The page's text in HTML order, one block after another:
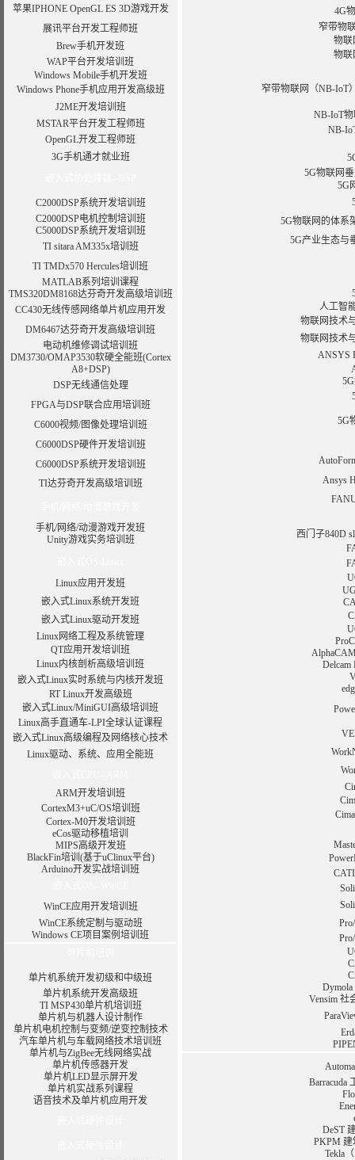
苹果IPHONE OpenGL ES 3D游戏开发
展讯平台开发工程师班
Brew手机开发班
WAP平台开发培训班
Windows Mobile手机开发班
Windows Phone手机应用开发高级班
J2ME开发培训班
MSTAR平台开发工程师班
OpenGL开发工程师班
3G手机通才就业班
C2000DSP系统开发培训班
C2000DSP电机控制培训班
C5000DSP系统开发培训班
TI sitara AM335x培训班
TI TMDx570 Hercules培训班
MATLAB系列培训课程
TMS320DM8168达芬奇开发高级培训班
CC430无线传感网络单片机应用开发
DM6467达芬奇开发高级培训班
电动机维修调试培训班
DM3730/OMAP3530软硬全能班(Cortex
A8+DSP)
DSP无线通信处理
FPGA与DSP联合应用培训班
C6000视频/图像处理培训班
C6000DSP硬件开发培训班
C6000DSP系统开发培训班
TI达芬奇开发高级培训班
手机/网络/动漫游戏开发班
Unity游戏实务培训班
Linux应用开发班
嵌入式Linux系统开发班
嵌入式Linux驱动开发班
Linux网络工程及系统管理
QT应用开发培训班
Linux内核剖析高级培训班
嵌入式Linux实时系统与内核开发班
RT Linux开发高级班
嵌入式Linux/MiniGUI高级培训班
Linux高手直通车-LPI全球认证课程
嵌入式Linux高级编程及网络核心技术
Linux驱动、系统、应用全能班
ARM开发培训班
CortexM3+uC/OS培训班
Cortex-M0开发培训班
eCos驱动移植培训
MIPS高级开发班
BlackFin培训(基于uClinux平台)
Arduino开发实战培训班
WinCE应用开发培训班
WinCE系统定制与驱动班
Windows CE项目案例培训班
单片机系统开发初级和中级班
单片机系统开发高级班
TI MSP430单片机培训班
单片机与机器人设计制作
单片机电机控制与变频/逆变控制技术
汽车单片机与车载网络技术培训班
单片机与ZigBee无线网络实战
单片机传感器开发
单片机LED显示屏开发
单片机实战系列课程
语音技术及单片机应用开发
4G
窄带物
物联
物联
窄带物联网（NB-IoT
NB-IoT
NB-
5G物联网
5G
5G物联网的体系
5G产业生态与
人工智
物联网技术
物联网技术
ANSYS
5G
Ansys
西门子840D
Vensim 社
Barracuda
DeST
PKPM
Tekla